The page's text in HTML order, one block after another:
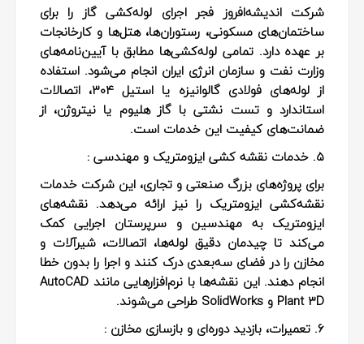
شرکت اندیشه‌افروز فجر اجرای لوله‌کشی گاز را برای
ساختمان‌های مسکونی، رستوران‌ها، هتل‌ها و کارخانجات
بر عهده دارد. تمامی لوله‌کشی‌ها مطابق با آیین‌نامه‌های
وزارت نفت و سازمان انرژی ایران انجام می‌شود. استفاده
از لوله‌های فولادی گالوانیزه یا استیل ۳۰۴، اتصالات
استاندارد و تست نشتی با گاز هلیوم یا نیتروژن، از
ضمانت‌های کیفیت این خدمات است.
۵. خدمات نقشه‌ کشی ایزومتریک و مهندسی :
برای پروژه‌های بزرگ صنعتی و تجاری، این شرکت خدمات
نقشه‌کشی ایزومتریک را نیز ارائه می‌دهد. نقشه‌های
ایزومتریک به مهندسین و سرپرستان اجرایی کمک
می‌کند تا چیدمان دقیق لوله‌ها، اتصالات، شیرآلات و
مخازن را در فضای سه‌بعدی درک کنند و اجرا را بدون خطا
انجام دهند. این نقشه‌ها با نرم‌افزارهایی مانند AutoCAD
Plant 3D و SolidWorks طراحی می‌شوند.
۶. تعمیرات، بازدید دوره‌ای و بازسازی مخازن :